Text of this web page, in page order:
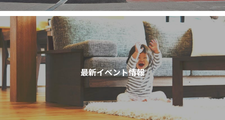
最新イベント情報